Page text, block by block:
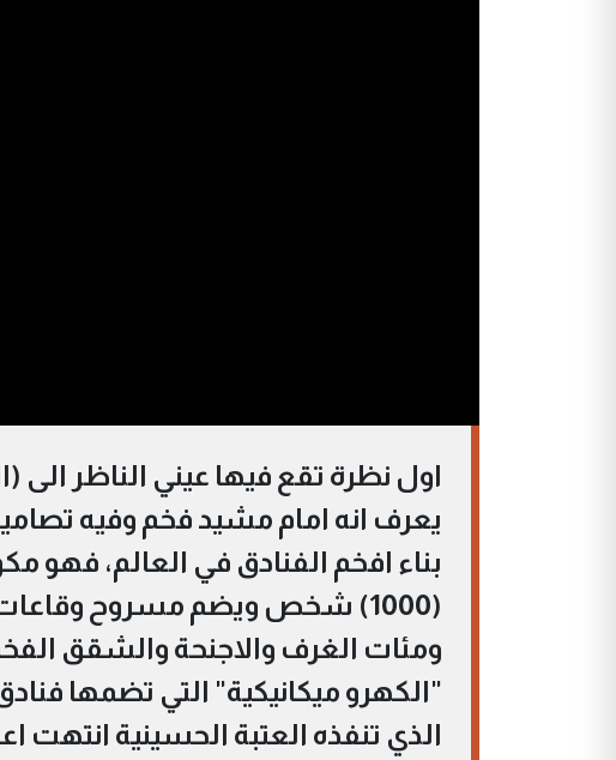
اول نظرة تقع فيها عيني الناظر
يعرف انه امام مشيد فخم وفيه
(1000) شخص ويضم مسروح
ومئات الغرف والاجنحة والشقق
"الكهرو ميكانيكية" التي تضمها
الذي تنفذه العتبة الحسينية